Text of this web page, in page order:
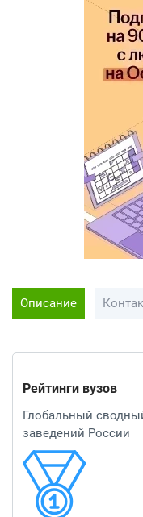
Описание
Рейтинги вузов
Глобальный
заведений России